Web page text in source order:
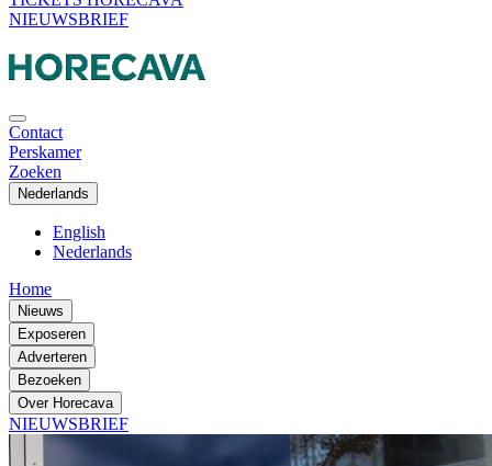
NIEUWSBRIEF
Contact
Perskamer
Zoeken
Nederlands
English
Nederlands
Home
Nieuws
Exposeren
Adverteren
Bezoeken
Over Horecava
NIEUWSBRIEF